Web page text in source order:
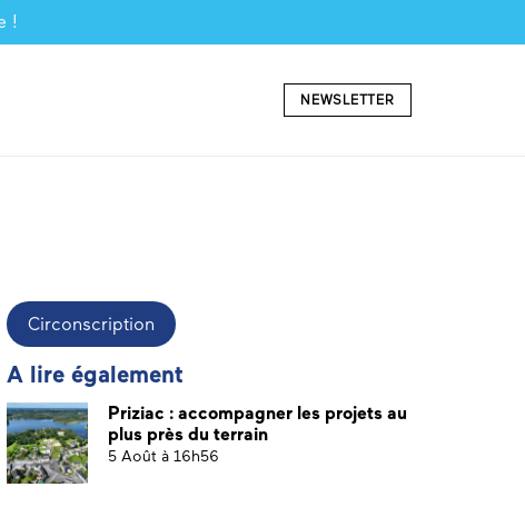
!
NEWSLETTER
Circonscription
A lire également
Priziac : accompagner les projets au
plus près du terrain
5 Août à 16h56